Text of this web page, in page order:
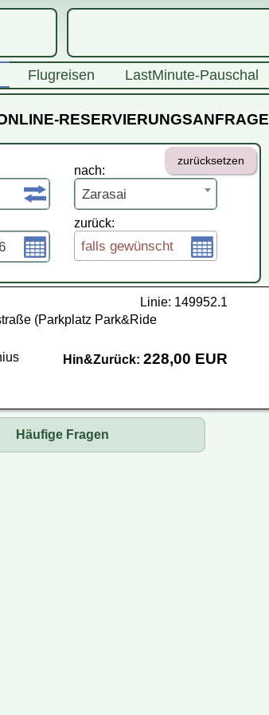
Flugreisen LastMinute-Pauschal
RESERVIERUNGSANFRAGE
nach:
Zarasai
zurücksetzen
zurück:
falls gewünscht
Linie: 149952.1
(Parkplatz Park&Ride
Hin&Zurück: 228,00 EUR
Häufige Fragen